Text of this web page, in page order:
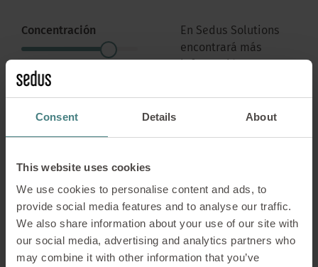
Consent Details About
This website uses cookies
We use cookies to personalise content and ads, to
provide social media features and to analyse our traffic.
We also share information about your use of our site with
our social media, advertising and analytics partners who
may combine it with other information that you’ve
Concentración
Comunicación
En Sedus Solutions
encontrará más
división de los
espacios de trabajo
IR A SEDUS
SOLUTIONS
Cruces de caminos y zonas
intermedias